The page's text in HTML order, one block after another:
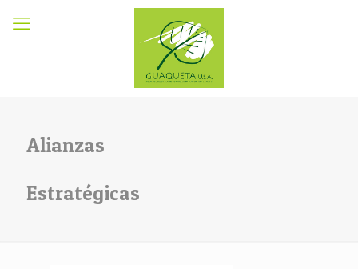
Alianzas
Estratégicas